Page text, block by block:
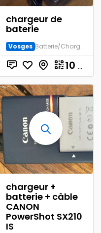
chargeur de
baterie
Vosges Batterie/Chargeur
10
chargeur +
batterie + câble
CANON
PowerShot SX210
IS